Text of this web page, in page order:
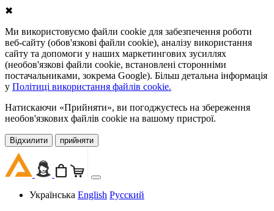
✖
Ми використовуємо файли cookie для забезпечення роботи
веб-сайту (обов'язкові файли cookie), аналізу використання
сайту та допомоги у наших маркетингових зусиллях
(необов'язкові файли cookie, встановлені сторонніми
постачальниками, зокрема Google). Більш детальна інформація
у Політиці використання файлів cookie.
Натискаючи «Прийняти», ви погоджуєтесь на збереження
необов'язкових файлів cookie на вашому пристрої.
Відхилити прийняти
Українська English Русский